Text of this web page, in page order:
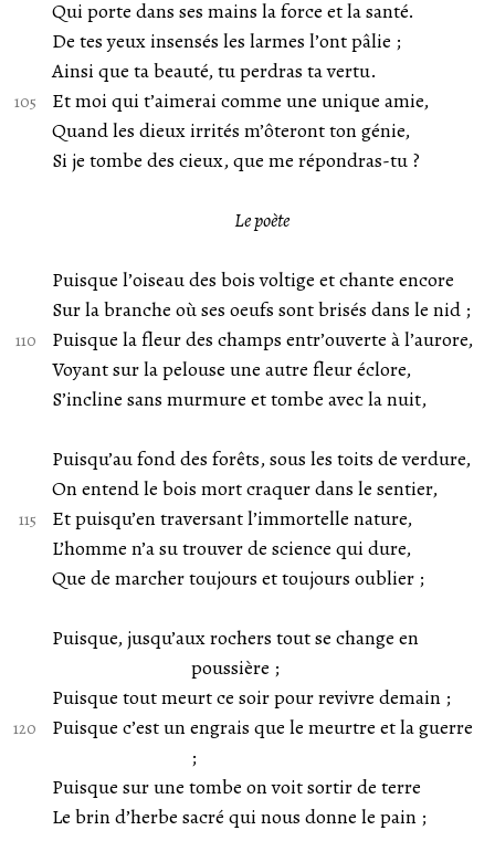
Qui porte dans ses mains la force et la santé.
De tes yeux insensés les larmes l’ont pâlie ;
Ainsi que ta beauté, tu perdras ta vertu.
Et moi qui t’aimerai comme une unique amie,
Quand les dieux irrités m’ôteront ton génie,
Si je tombe des cieux, que me répondras-tu ?
Le poète
Puisque l’oiseau des bois voltige et chante encore
Sur la branche où ses oeufs sont brisés dans le nid ;
Puisque la fleur des champs entr’ouverte à l’aurore,
Voyant sur la pelouse une autre fleur éclore,
S’incline sans murmure et tombe avec la nuit,
Puisqu’au fond des forêts, sous les toits de verdure,
On entend le bois mort craquer dans le sentier,
Et puisqu’en traversant l’immortelle nature,
L’homme n’a su trouver de science qui dure,
Que de marcher toujours et toujours oublier ;
Puisque, jusqu’aux rochers tout se change en
poussière ;
Puisque tout meurt ce soir pour revivre demain ;
Puisque c’est un engrais que le meurtre et la guerre
;
Puisque sur une tombe on voit sortir de terre
Le brin d’herbe sacré qui nous donne le pain ;